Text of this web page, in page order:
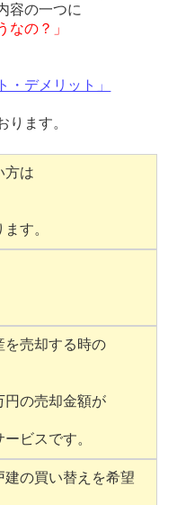
容の一つに
なの？」
・デメリット」
ります。
方は
す。
を売却する時の
円の売却金額が
ビスです。
建の買い替えを希望